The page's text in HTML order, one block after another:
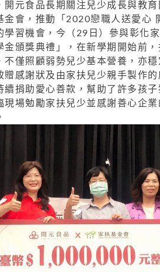
開元食品長期關注兒少成長與教
金會，推動「 2020戀職人送愛心
學習機會，今（ 29 日）參與彰化
金頒獎典禮」，在新學期開始前，
不僅照顧弱勢兒少基本營養，亦
贈感謝狀及由家扶兒少親手製作的
續捐助愛心善款， 幫助了許多孩子
現場勉勵家扶兒少並感謝善心企業